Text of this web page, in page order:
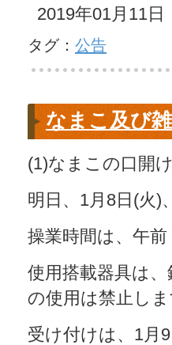
2019年01月11
タグ： 公告
なまこ及び
(1)なまこの口開
明日、1月8日(火)
操業時間は、午
使用搭載器具は
の使用は禁止しま
受け付けは、1月